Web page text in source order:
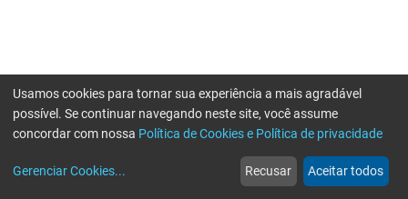
web
Notícias
more_horiz
Mais
Usamos cookies para tornar sua experiência a mais agradável
possível. Se continuar navegando neste site, você assume
concordar com nossa Política de Cookies e Política de privacidade
Gerenciar Cookies... Recusar Aceitar todos
Erro ao enviar informações, por favor tente novamente